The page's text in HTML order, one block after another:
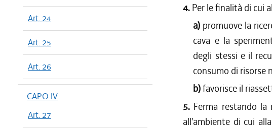
Art. 24
Art. 25
Art. 26
CAPO IV
Art. 27
4. Per le finalità di cui
a) promuove la
cava e la
degli stessi e il
consumo di risorse
b)favorisce il
5. Ferma restando
all'ambiente di cui alla